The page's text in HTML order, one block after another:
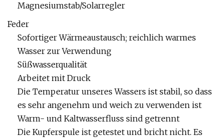
Magnesiumstab/Solarregler
Feder
Sofortiger Wärmeaustausch; reichlich warmes
Wasser zur Verwendung
Süßwasserqualität
Arbeitet mit Druck
Die Temperatur unseres Wassers ist stabil, so dass
es sehr angenehm und weich zu verwenden ist
Warm- und Kaltwasserfluss sind getrennt
Die Kupferspule ist getestet und bricht nicht. Es